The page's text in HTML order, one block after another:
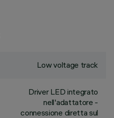
Low voltage track
Driver LED integrato
nell'adattatore -
connessione diretta sul